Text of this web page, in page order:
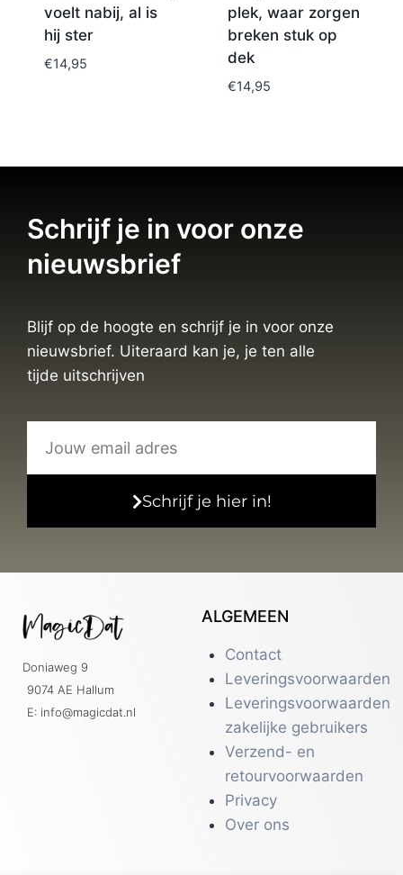
voelt nabij, al is
hij ster
€14,95
plek, waar zorgen
breken stuk op
dek
€14,95
Schrijf je in voor onze
nieuwsbrief
Blijf op de hoogte en schrijf je in voor onze
nieuwsbrief. Uiteraard kan je, je ten alle
tijde uitschrijven
Schrijf je hier in!
Doniaweg 9
9074 AE Hallum
E: info@magicdat.nl
ALGEMEEN
Contact
Leveringsvoorwaarden
Leveringsvoorwaarden
zakelijke gebruikers
Verzend- en
retourvoorwaarden
Privacy
Over ons